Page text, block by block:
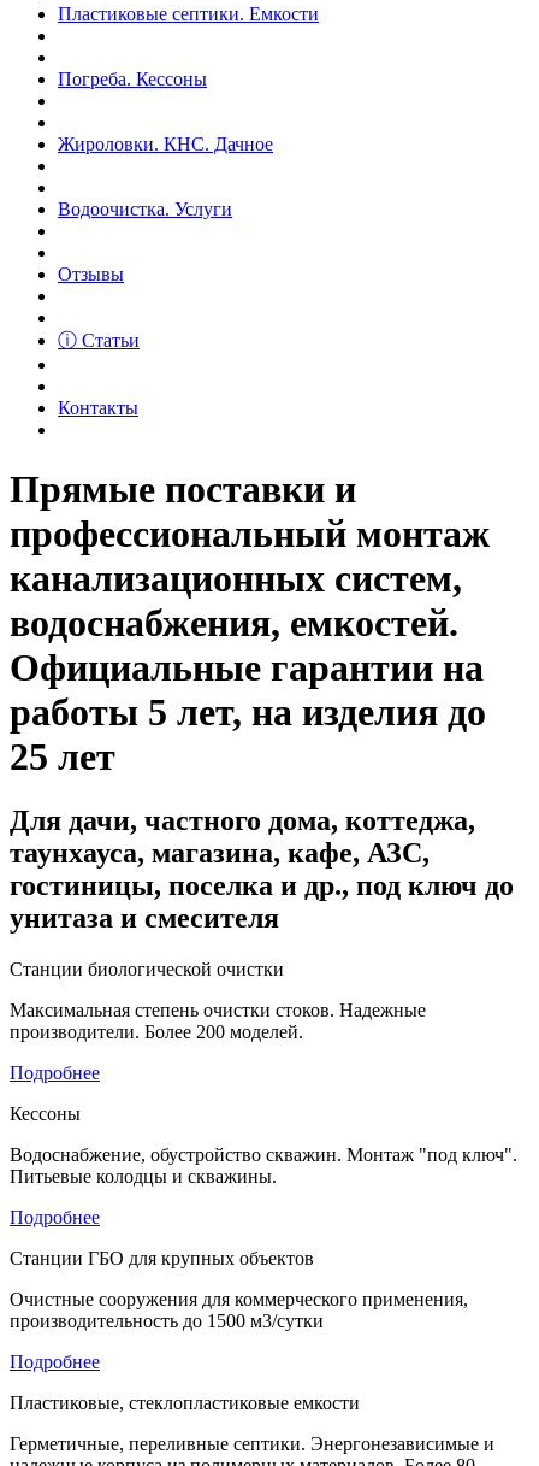
Пластиковые септики. Емкости
Погреба. Кессоны
Жироловки. КНС. Дачное
Водоочистка. Услуги
Отзывы
ⓘ Статьи
Контакты
Прямые поставки и
профессиональный монтаж
канализационных систем,
водоснабжения, емкостей.
Официальные гарантии на
работы 5 лет, на изделия до
25 лет
Для дачи, частного дома, коттеджа,
таунхауса, магазина, кафе, АЗС,
гостиницы, поселка и др., под ключ до
унитаза и смесителя
Станции биологической очистки
Максимальная степень очистки стоков. Надежные
производители. Более 200 моделей.
Подробнее
Кессоны
Водоснабжение, обустройство скважин. Монтаж "под ключ".
Питьевые колодцы и скважины.
Подробнее
Станции ГБО для крупных объектов
Очистные сооружения для коммерческого применения,
производительность до 1500 м3/сутки
Подробнее
Пластиковые, стеклопластиковые емкости
Герметичные, переливные септики. Энергонезависимые и